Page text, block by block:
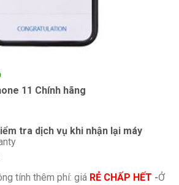
11 Chính hãng
tra dịch vụ khi nhận lại máy
tính thêm phí: giá RẺ CHẤP HẾT -Ở